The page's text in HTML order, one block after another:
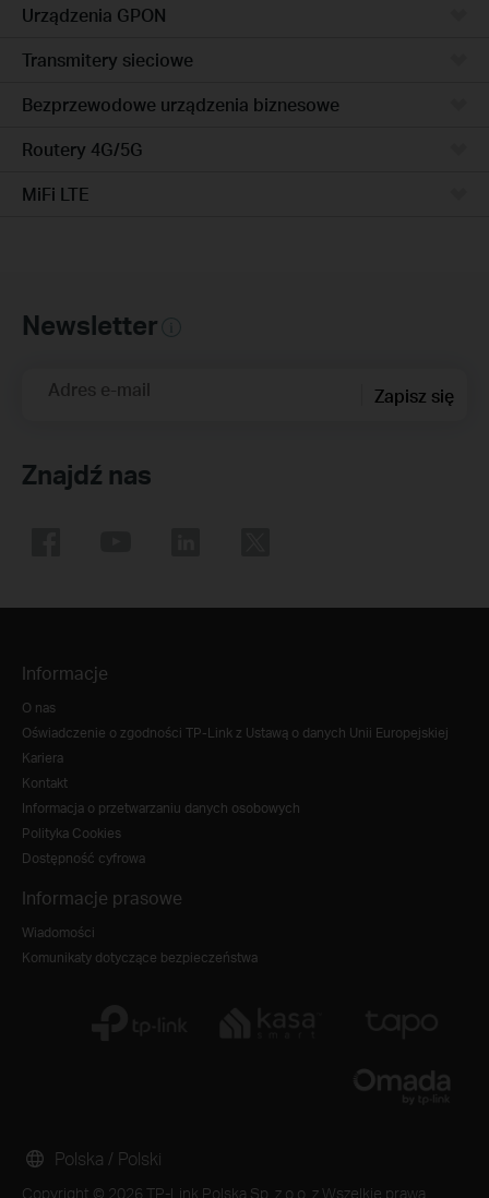
Urządzenia GPON
Transmitery sieciowe
Bezprzewodowe urządzenia biznesowe
Routery 4G/5G
MiFi LTE
Newsletter
Adres e-mail Zapisz się
Znajdź nas
Informacje
O nas
Oświadczenie o zgodności TP-Link z Ustawą o danych Unii Europejskiej
Kariera
Kontakt
Informacja o przetwarzaniu danych osobowych
Polityka Cookies
Dostępność cyfrowa
Informacje prasowe
Wiadomości
Komunikaty dotyczące bezpieczeństwa
Copyright © 2026 TP-Link Polska Sp. z o.o. z Wszelkie prawa
Polska / Polski